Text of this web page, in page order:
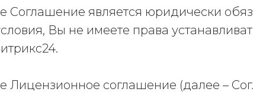
Соглашение является юридически
Вы не имеете права
Лицензионное соглашение (далее –